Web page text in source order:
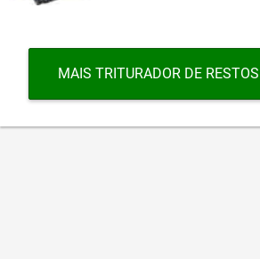
MAIS TRITURADOR DE